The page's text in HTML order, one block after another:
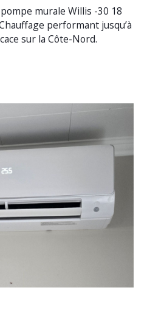
murale Willis -30 18
performant jusqu’à
sur la Côte-Nord.